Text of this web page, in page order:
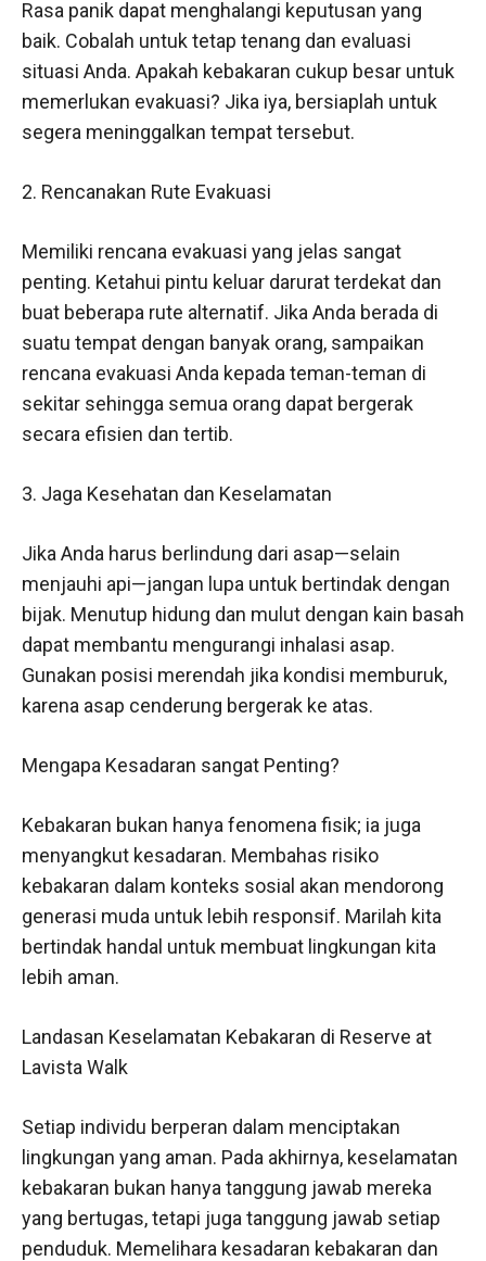
Rasa panik dapat menghalangi keputusan yang
baik. Cobalah untuk tetap tenang dan evaluasi
situasi Anda. Apakah kebakaran cukup besar untuk
memerlukan evakuasi? Jika iya, bersiaplah untuk
segera meninggalkan tempat tersebut.
2. Rencanakan Rute Evakuasi
Memiliki rencana evakuasi yang jelas sangat
penting. Ketahui pintu keluar darurat terdekat dan
buat beberapa rute alternatif. Jika Anda berada di
suatu tempat dengan banyak orang, sampaikan
rencana evakuasi Anda kepada teman-teman di
sekitar sehingga semua orang dapat bergerak
secara efisien dan tertib.
3. Jaga Kesehatan dan Keselamatan
Jika Anda harus berlindung dari asap—selain
menjauhi api—jangan lupa untuk bertindak dengan
bijak. Menutup hidung dan mulut dengan kain basah
dapat membantu mengurangi inhalasi asap.
Gunakan posisi merendah jika kondisi memburuk,
karena asap cenderung bergerak ke atas.
Mengapa Kesadaran sangat Penting?
Kebakaran bukan hanya fenomena fisik; ia juga
menyangkut kesadaran. Membahas risiko
kebakaran dalam konteks sosial akan mendorong
generasi muda untuk lebih responsif. Marilah kita
bertindak handal untuk membuat lingkungan kita
lebih aman.
Landasan Keselamatan Kebakaran di Reserve at
Lavista Walk
Setiap individu berperan dalam menciptakan
lingkungan yang aman. Pada akhirnya, keselamatan
kebakaran bukan hanya tanggung jawab mereka
yang bertugas, tetapi juga tanggung jawab setiap
penduduk. Memelihara kesadaran kebakaran dan